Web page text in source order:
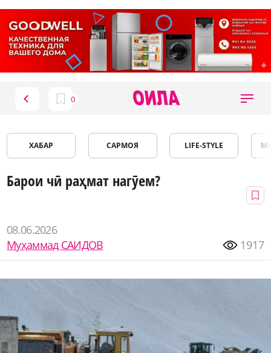
ХАБАР САРМОЯ LIFE-STYLE
Барои чӣ раҳмат нагӯем?
08.06.2026
Муҳаммад САИДОВ
1917